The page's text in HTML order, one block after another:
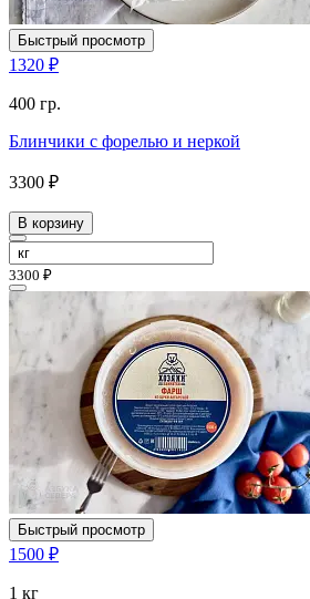
Быстрый просмотр
1320 ₽
400 гр.
Блинчики с форелью и неркой
3300 ₽
В корзину
3300 ₽
Быстрый просмотр
1500 ₽
1 кг